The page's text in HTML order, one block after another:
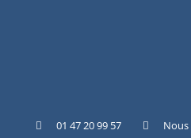
01 47 20 99 57